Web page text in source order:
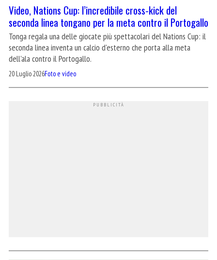
Video, Nations Cup: l’incredibile cross-kick del
seconda linea tongano per la meta contro il Portogallo
Tonga regala una delle giocate più spettacolari del Nations Cup: il
seconda linea inventa un calcio d'esterno che porta alla meta
dell'ala contro il Portogallo.
20 Luglio 2026Foto e video